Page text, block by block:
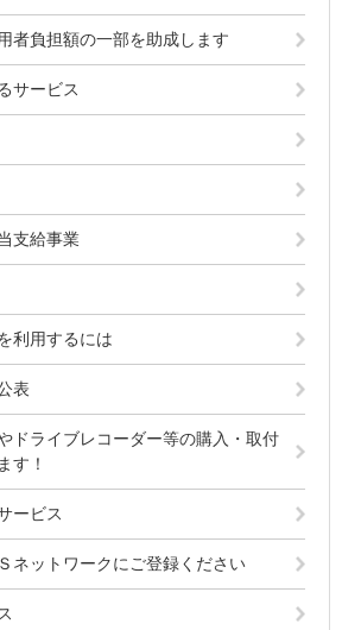
者負担額の一部を助成します
サービス
支給事業
利用するには
表
ドライブレコーダー等の購入・取付
す！
ービス
ネットワークにご登録ください